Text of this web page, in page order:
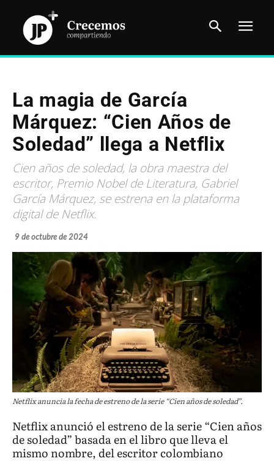
La magia de García
Márquez: “Cien Años de
Soledad” llega a Netflix
Cien años de soledad, la obra maestra del
escritor, Premio Nobel de Literatura, Gabriel
García Márquez, se estrena en la plataforma
digital de Netflix.
9 de octubre de 2024
Netflix anuncia la fecha de estreno de la serie “Cien años de soledad”.
Netflix anunció el estreno de la serie “Cien años
de soledad” basada en el libro que lleva el
mismo nombre, del escritor colombiano